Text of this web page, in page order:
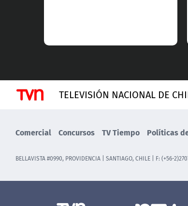
TELEVISIÓN NACIONAL DE
Comercial Concursos TV Tiempo Políticas
BELLAVISTA #0990, PROVIDENCIA | SANTIAGO, CHILE | F: (+56-